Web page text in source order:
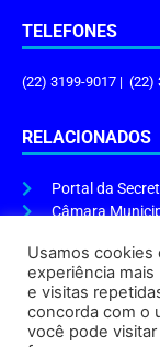
TELEFONES
(22) 3199-9017 | (22)
RELACIONADOS
Portal da
Câmara
ENDEREÇO E
Endereço:Praça
Usamos cookies
experiência
e visitas
concorda com o
você pode